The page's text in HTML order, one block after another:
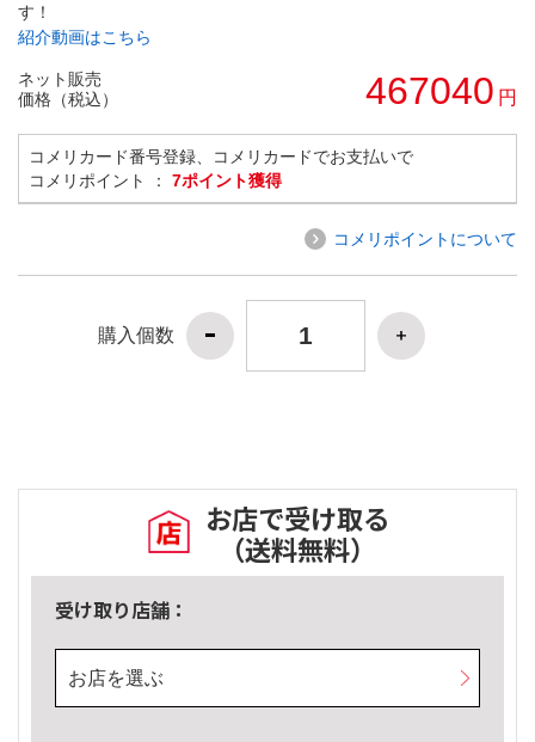
す！
紹介動画はこちら
ネット販売
価格（税込）
467040 円
コメリカード番号登録、コメリカードでお支払いで
コメリポイント ： 7ポイント獲得
コメリポイントについて
購入個数
お店で受け取る
（送料無料）
受け取り店舗：
お店を選ぶ